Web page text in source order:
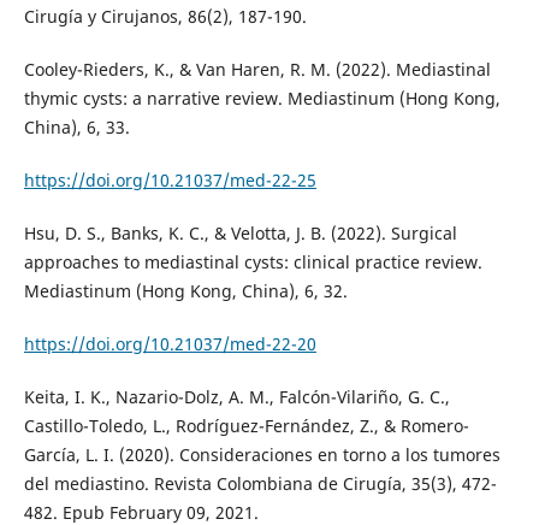
Cirugía y Cirujanos, 86(2), 187-190.
Cooley-Rieders, K., & Van Haren, R. M. (2022). Mediastinal
thymic cysts: a narrative review. Mediastinum (Hong Kong,
China), 6, 33.
https://doi.org/10.21037/med-22-25
Hsu, D. S., Banks, K. C., & Velotta, J. B. (2022). Surgical
approaches to mediastinal cysts: clinical practice review.
Mediastinum (Hong Kong, China), 6, 32.
https://doi.org/10.21037/med-22-20
Keita, I. K., Nazario-Dolz, A. M., Falcón-Vilariño, G. C.,
Castillo-Toledo, L., Rodríguez-Fernández, Z., & Romero-
García, L. I. (2020). Consideraciones en torno a los tumores
del mediastino. Revista Colombiana de Cirugía, 35(3), 472-
482. Epub February 09, 2021.